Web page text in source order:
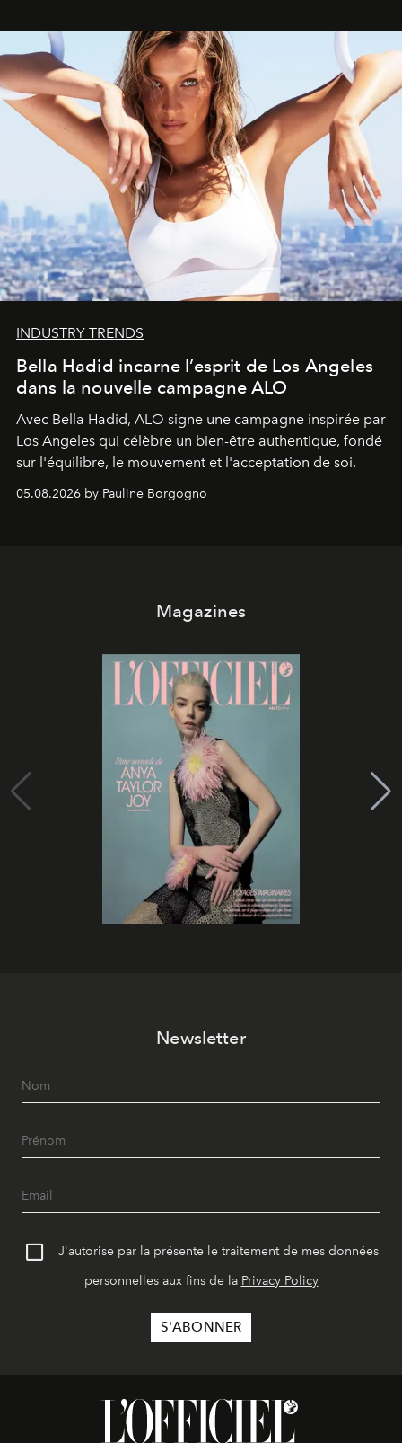
INDUSTRY TRENDS
Bella Hadid incarne l’esprit de Los Angeles
dans la nouvelle campagne ALO
Avec Bella Hadid, ALO signe une campagne inspirée par
Los Angeles qui célèbre un bien-être authentique, fondé
sur l'équilibre, le mouvement et l'acceptation de soi.
05.08.2026 by Pauline Borgogno
Magazines
Newsletter
J'autorise par la présente le traitement de mes données
personnelles aux fins de la Privacy Policy